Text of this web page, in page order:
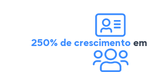
250% de crescimentoem